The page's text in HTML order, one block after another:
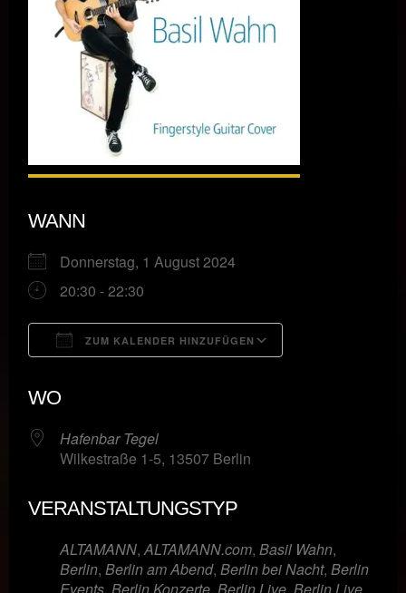
WANN
Donnerstag, 1 August 2024
20:30 - 22:30
ZUM KALENDER HINZUFÜGEN
WO
Hafenbar Tegel
Wilkestraße 1-5, 13507 Berlin
VERANSTALTUNGSTYP
ALTAMANN,ALTAMANN.com, Basil Wahn,
Berlin, Berlin am Abend, Berlin bei Nacht, Berlin
Events, Berlin Konzerte, Berlin Live, Berlin Live